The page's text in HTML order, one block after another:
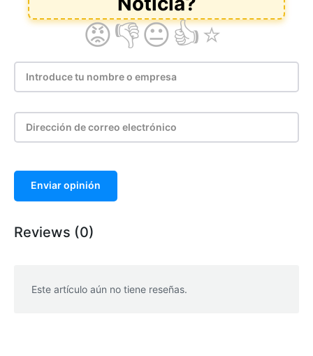
Enviar opinión
Reviews (0)
Este artículo aún no tiene reseñas.